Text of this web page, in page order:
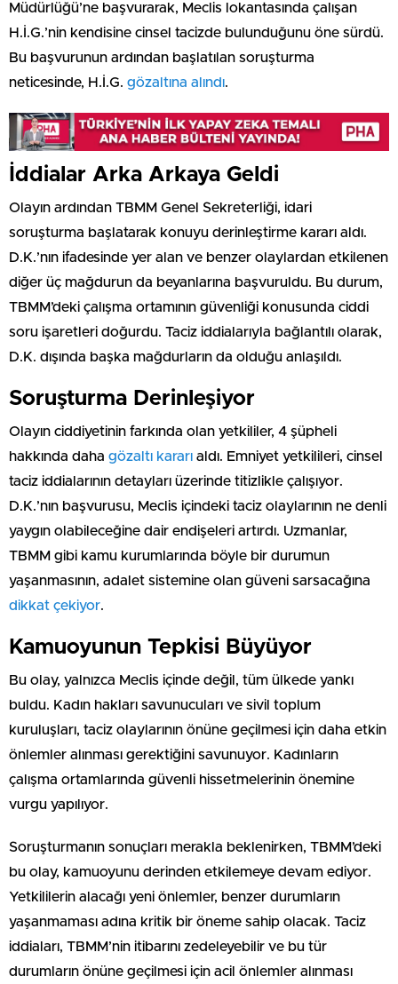
Müdürlüğü’ne başvurarak, Meclis lokantasında çalışan
H.İ.G.’nin kendisine cinsel tacizde bulunduğunu öne sürdü.
Bu başvurunun ardından başlatılan soruşturma
neticesinde, H.İ.G. gözaltına alındı.
İddialar Arka Arkaya Geldi
Olayın ardından TBMM Genel Sekreterliği, idari
soruşturma başlatarak konuyu derinleştirme kararı aldı.
D.K.’nın ifadesinde yer alan ve benzer olaylardan etkilenen
diğer üç mağdurun da beyanlarına başvuruldu. Bu durum,
TBMM’deki çalışma ortamının güvenliği konusunda ciddi
soru işaretleri doğurdu. Taciz iddialarıyla bağlantılı olarak,
D.K. dışında başka mağdurların da olduğu anlaşıldı.
Soruşturma Derinleşiyor
Olayın ciddiyetinin farkında olan yetkililer, 4 şüpheli
hakkında daha gözaltı kararı aldı. Emniyet yetkilileri, cinsel
taciz iddialarının detayları üzerinde titizlikle çalışıyor.
D.K.’nın başvurusu, Meclis içindeki taciz olaylarının ne denli
yaygın olabileceğine dair endişeleri artırdı. Uzmanlar,
TBMM gibi kamu kurumlarında böyle bir durumun
yaşanmasının, adalet sistemine olan güveni sarsacağına
dikkat çekiyor.
Kamuoyunun Tepkisi Büyüyor
Bu olay, yalnızca Meclis içinde değil, tüm ülkede yankı
buldu. Kadın hakları savunucuları ve sivil toplum
kuruluşları, taciz olaylarının önüne geçilmesi için daha etkin
önlemler alınması gerektiğini savunuyor. Kadınların
çalışma ortamlarında güvenli hissetmelerinin önemine
vurgu yapılıyor.
Soruşturmanın sonuçları merakla beklenirken, TBMM’deki
bu olay, kamuoyunu derinden etkilemeye devam ediyor.
Yetkililerin alacağı yeni önlemler, benzer durumların
yaşanmaması adına kritik bir öneme sahip olacak. Taciz
iddiaları, TBMM’nin itibarını zedeleyebilir ve bu tür
durumların önüne geçilmesi için acil önlemler alınması